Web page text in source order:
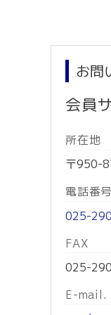
お問
会員
所在地
〒950-
電話番号
025-
FAX
025-
E-mail.